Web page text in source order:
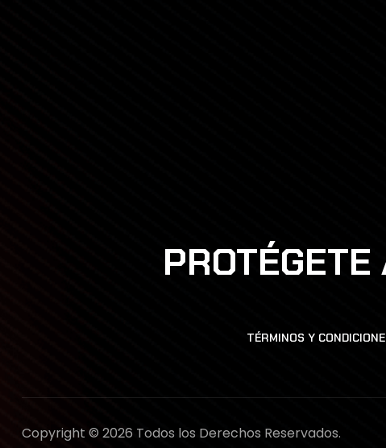
TÉRMINOS Y
Copyright © 2026 Todos los Derechos Reservados.